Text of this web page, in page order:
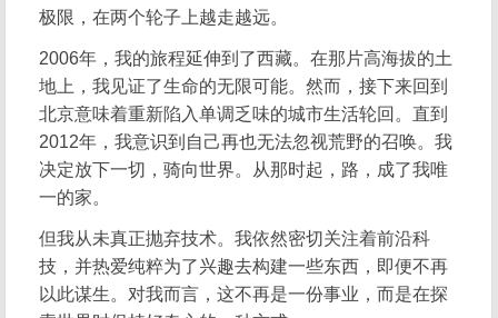
极限，在两个轮子上越走越远。
2006年，我的旅程延伸到了西藏。在那片高海拔的土
地上，我见证了生命的无限可能。然而，接下来回到
北京意味着重新陷入单调乏味的城市生活轮回。直到
2012年，我意识到自己再也无法忽视荒野的召唤。我
决定放下一切，骑向世界。从那时起，路，成了我唯
一的家。
但我从未真正抛弃技术。我依然密切关注着前沿科
技，并热爱纯粹为了兴趣去构建一些东西，即便不再
以此谋生。对我而言，这不再是一份事业，而是在探